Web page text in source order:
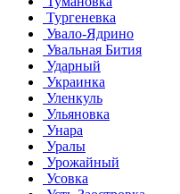
Тургеневка
Увало-Ядрино
Увальная Бития
Ударный
Украинка
Уленкуль
Ульяновка
Унара
Уралы
Урожайный
Усовка